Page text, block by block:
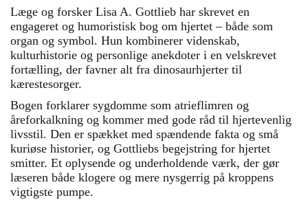
Læge og forsker Lisa A. Gottlieb har skrevet en
engageret og humoristisk bog om hjertet – både som
organ og symbol. Hun kombinerer videnskab,
kulturhistorie og personlige anekdoter i en velskrevet
fortælling, der favner alt fra dinosaurhjerter til
kærestesorger.
Bogen forklarer sygdomme som atrieflimren og
åreforkalkning og kommer med gode råd til hjertevenlig
livsstil. Den er spækket med spændende fakta og små
kuriøse historier, og Gottliebs begejstring for hjertet
smitter. Et oplysende og underholdende værk, der gør
læseren både klogere og mere nysgerrig på kroppens
vigtigste pumpe.